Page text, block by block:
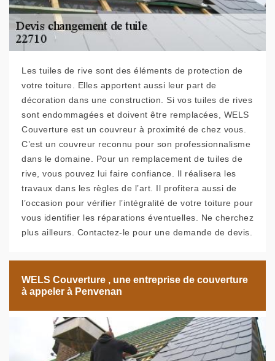
Les tuiles de rive sont des éléments de protection de
votre toiture. Elles apportent aussi leur part de
décoration dans une construction. Si vos tuiles de rives
sont endommagées et doivent être remplacées, WELS
Couverture est un couvreur à proximité de chez vous.
C’est un couvreur reconnu pour son professionnalisme
dans le domaine. Pour un remplacement de tuiles de
rive, vous pouvez lui faire confiance. Il réalisera les
travaux dans les règles de l’art. Il profitera aussi de
l’occasion pour vérifier l’intégralité de votre toiture pour
vous identifier les réparations éventuelles. Ne cherchez
plus ailleurs. Contactez-le pour une demande de devis.
WELS Couverture , une entreprise de couverture
à appeler à Penvenan